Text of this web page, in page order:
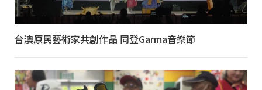
台澳原民藝術家共創作品 同登Garma音樂節